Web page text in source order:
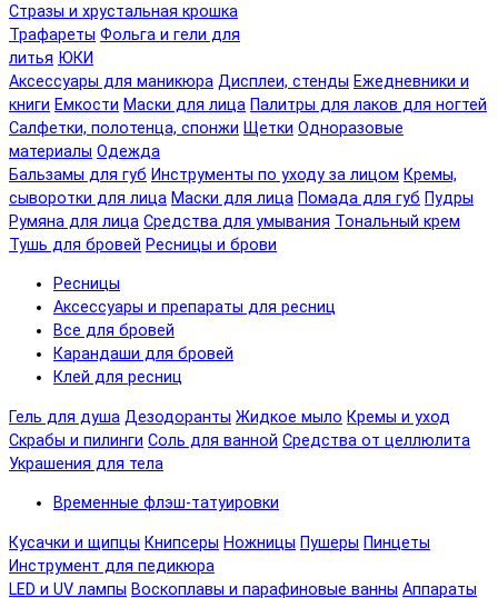
Стразы и хрустальная крошка
Трафареты Фольга и гели для
литья ЮКИ
Аксессуары для маникюра Дисплеи, стенды Ежедневники и
книги Емкости Маски для лица Палитры для лаков для ногтей
Салфетки, полотенца, спонжи Щетки Одноразовые
материалы Одежда
Бальзамы для губ Инструменты по уходу за лицом Кремы,
сыворотки для лица Маски для лица Помада для губ Пудры
Румяна для лица Средства для умывания Тональный крем
Тушь для бровей Ресницы и брови
Ресницы
Аксессуары и препараты для ресниц
Все для бровей
Карандаши для бровей
Клей для ресниц
Гель для душа Дезодоранты Жидкое мыло Кремы и уход
Скрабы и пилинги Соль для ванной Средства от целлюлита
Украшения для тела
Временные флэш-татуировки
Кусачки и щипцы Книпсеры Ножницы Пушеры Пинцеты
Инструмент для педикюра
LED и UV лампы Воскоплавы и парафиновые ванны Аппараты